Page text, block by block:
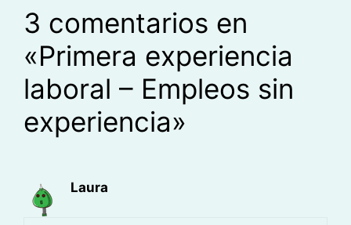
3 comentarios en
«Primera experiencia
laboral – Empleos sin
experiencia»
Laura